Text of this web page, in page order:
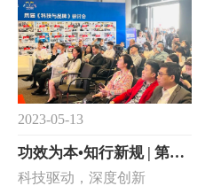
2023-05-13
功效为本•知行新规 | 第35届“科技与品牌”研讨会再度来袭！
科技驱动，深度创新